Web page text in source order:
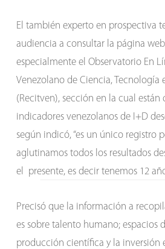
El también experto en prospectiva
audiencia a consultar la página
especialmente el Observatorio En
Venezolano de Ciencia, Tecnología
(Recitven), sección en la cual están
indicadores venezolanos de I+D
según indicó, “es un único registro
aglutinamos todos los resultados
el presente, es decir tenemos 12
Precisó que la información a
es sobre talento humano; espacios
producción científica y la inversión